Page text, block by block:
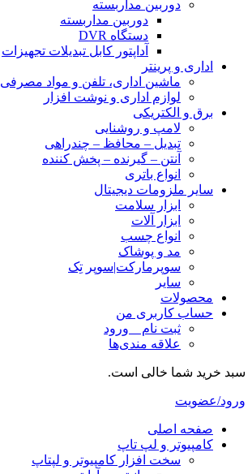
دوربین مداربسته
دوربین مداربسته
دستگاه DVR
آداپتور کابل تبدیلات تجهیزات
اداری و پرینتر
ماشین اداری، تلفن و مواد مصرفی
لوازم اداری و نوشت افزار
برق و الکتریکی
لامپ و روشنایی
تبدیل – محافظ – چندراهی
آنتن – گیرنده – پخش کننده
انواع باتری
سایر ملزومات دیجیتال
ابزار سلامت
ابزار آلات
انواع چسب
مد و پوشاک
سوپرمارکت|سوپر تِک
سایر
محصولات
حساب کاربری من
ثبت نام _ ورود
علاقه مندی‌ها
سبد خرید شما خالی است.
ورود/عضویت
صفحه اصلی
کامپیوتر و‌‌‌‌‌ لپ تاپ
سخت افزار کامپیوتر و لپتاپ